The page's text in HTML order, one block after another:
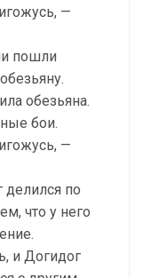
—
пошли
обезьяна.
бои.
—
по
что у него
и Догидог